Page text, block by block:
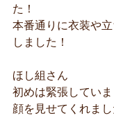
た！
本番通りに衣装や
しました！
ほし組さん
初めは緊張してい
顔を見せてくれま